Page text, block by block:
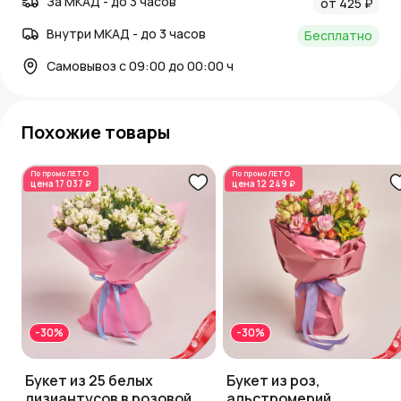
Внутри МКАД - до 3 часов
Бесплатно
Самовывоз с 09:00 до 00:00 ч
Похожие товары
По промоЛЕТО
цена 17 037 ₽
-30%
Букет из 25 белых
По промоЛЕТО
цена 12 249 ₽
-30%
Букет из роз,